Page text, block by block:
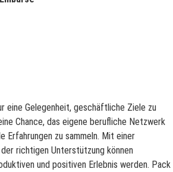
eine Gelegenheit, geschäftliche Ziele zu
Chance, das eigene berufliche Netzwerk
Erfahrungen zu sammeln. Mit einer
richtigen Unterstützung können
und positiven Erlebnis werden. Pack